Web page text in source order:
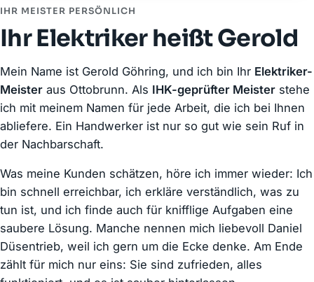
IHR MEISTER PERSÖNLICH
Ihr Elektriker heißt Gerold
Mein Name ist Gerold Göhring, und ich bin Ihr Elektriker-
Meister aus Ottobrunn. Als IHK-geprüfter Meister stehe
ich mit meinem Namen für jede Arbeit, die ich bei Ihnen
abliefere. Ein Handwerker ist nur so gut wie sein Ruf in
der Nachbarschaft.
Was meine Kunden schätzen, höre ich immer wieder: Ich
bin schnell erreichbar, ich erkläre verständlich, was zu
tun ist, und ich finde auch für knifflige Aufgaben eine
saubere Lösung. Manche nennen mich liebevoll Daniel
Düsentrieb, weil ich gern um die Ecke denke. Am Ende
zählt für mich nur eins: Sie sind zufrieden, alles